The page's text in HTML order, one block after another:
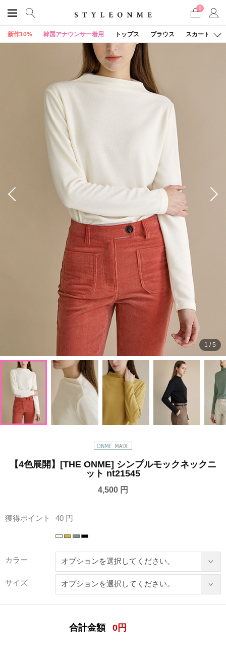
0
新作10% 韓国アナウンサー着用 トップス ブラウス スカート
1 /5
【4色展開】[THE ONME] シンプルモックネックニ
ット nt21545
4,500 円
獲得ポイント 40 円
カラー
サイズ
合計金額 0 円